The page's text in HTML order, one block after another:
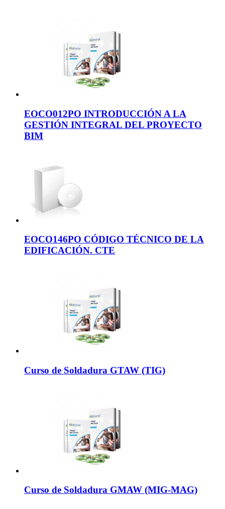
EOCO012PO INTRODUCCIÓN A LA
GESTIÓN INTEGRAL DEL PROYECTO
BIM
EOCO146PO CÓDIGO TÉCNICO DE LA
EDIFICACIÓN. CTE
Curso de Soldadura GTAW (TIG)
Curso de Soldadura GMAW (MIG-MAG)